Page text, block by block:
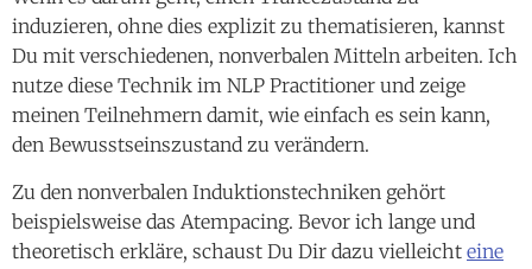
induzieren, ohne dies explizit zu thematisieren, kannst
Du mit verschiedenen, nonverbalen Mitteln arbeiten. Ich
nutze diese Technik im NLP Practitioner und zeige
meinen Teilnehmern damit, wie einfach es sein kann,
den Bewusstseinszustand zu verändern.
Zu den nonverbalen Induktionstechniken gehört
beispielsweise das Atempacing. Bevor ich lange und
theoretisch erkläre, schaust Du Dir dazu vielleicht eine